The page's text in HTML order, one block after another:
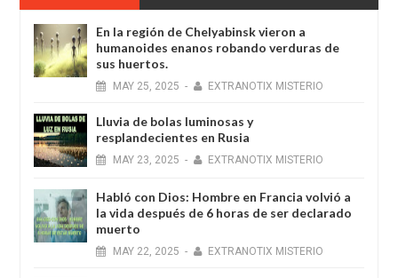
En la región de Chelyabinsk vieron a
humanoides enanos robando verduras de
sus huertos.
MAY 25, 2025 - EXTRANOTIX MISTERIO
Lluvia de bolas luminosas y
resplandecientes en Rusia
MAY 23, 2025 - EXTRANOTIX MISTERIO
Habló con Dios: Hombre en Francia volvió a
la vida después de 6 horas de ser declarado
muerto
MAY 22, 2025 - EXTRANOTIX MISTERIO